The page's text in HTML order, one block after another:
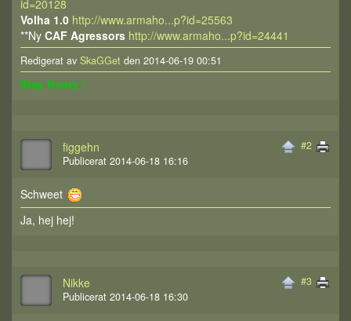
id=20128
Volha 1.0 http://www.armaho...p?id=25563
**Ny CAF Agressors http://www.armaho...p?id=24441
Redigerat av SkaGGet den 2014-06-19 00:51
Stay frosty !
#2
figgehn
Publicerat 2014-06-18 16:16
Schweet
Ja, hej hej!
#3
Nikke
Publicerat 2014-06-18 16:30